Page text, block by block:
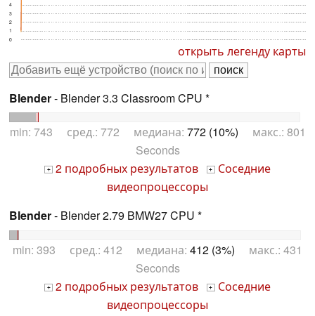
0
1
2
3
4
открыть легенду карты
Blender- Blender 3.3 Classroom CPU *
min: 743 сред.: 772 медиана: 772 (10%) макс.: 801
Seconds
+ 2 подробных результатов + Соседние
видеопроцессоры
Blender- Blender 2.79 BMW27 CPU *
min: 393 сред.: 412 медиана: 412 (3%) макс.: 431
Seconds
+ 2 подробных результатов + Соседние
видеопроцессоры